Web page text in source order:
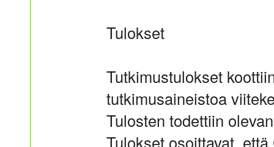
Tulokset
Tutkimustulokset
tutkimusaineistoa
Tulosten todettiin
Tulokset osoittavat,